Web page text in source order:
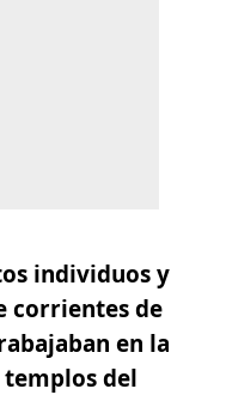
individuos y
corrientes de
en la
del